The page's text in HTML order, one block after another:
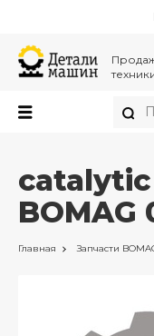
BOMAG
Главная Запчасти